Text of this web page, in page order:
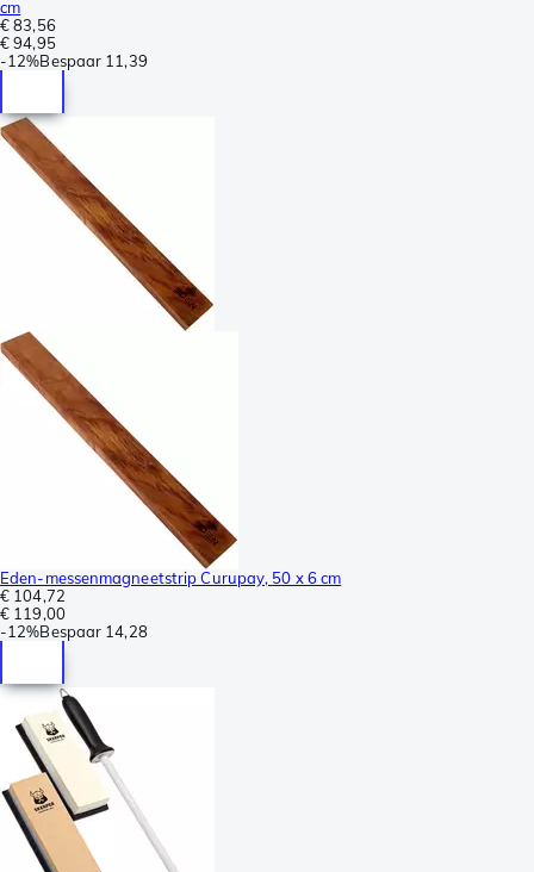
cm
€ 83,56
€ 94,95
-12%Bespaar 11,39
Eden-messenmagneetstrip Curupay, 50 x 6 cm
€ 104,72
€ 119,00
-12%Bespaar 14,28